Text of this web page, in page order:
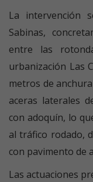
La intervención
Sabinas,
entre las
urbanización Las
metros de
aceras laterales
con adoquín, lo
al tráfico rodado,
con pavimento de
Las actuaciones